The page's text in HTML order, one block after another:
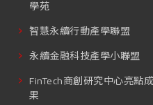
學苑
智慧永續行動產學聯盟
永續金融科技產學小聯盟
FinTech商創研究中心亮點成
果